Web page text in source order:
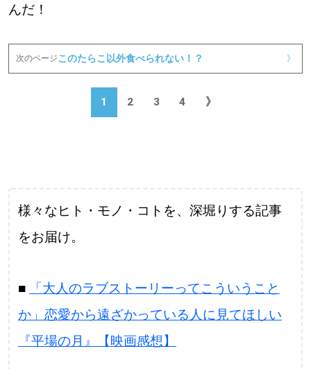
んだ！
次のページこのたらこ以外食べられない！？ 》
1 2 3 4 》
様々なヒト・モノ・コトを、深堀りする記事
をお届け。
■
「大人のラブストーリーってこういうこと
か」恋愛から遠ざかっている人に見てほしい
『平場の月』【映画感想】